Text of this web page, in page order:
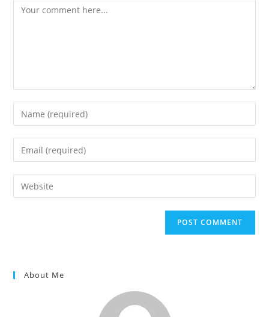
Comment
Enter
your
name
comment
Enter
your
email
address
Enter
your
About Me